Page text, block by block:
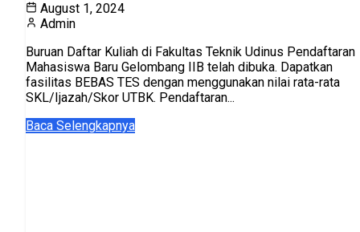
August 1, 2024
Admin
Buruan Daftar Kuliah di Fakultas Teknik Udinus Pendaftaran
Mahasiswa Baru Gelombang IIB telah dibuka. Dapatkan
fasilitas BEBAS TES dengan menggunakan nilai rata-rata
SKL/Ijazah/Skor UTBK. Pendaftaran...
Baca Selengkapnya